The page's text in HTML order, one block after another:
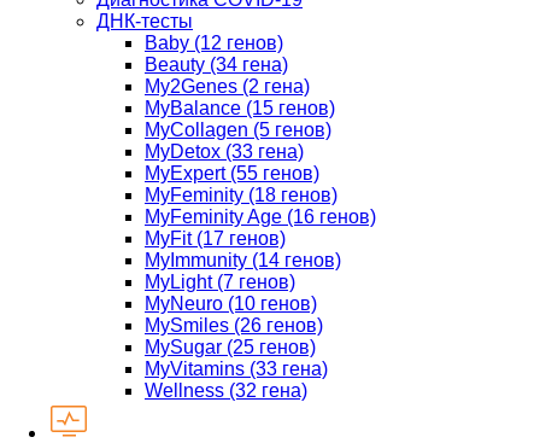
ДНК-тесты
Baby (12 генов)
Beauty (34 гена)
My2Genes (2 гена)
MyBalance (15 генов)
MyCollagen (5 генов)
MyDetox (33 гена)
MyExpert (55 генов)
MyFeminity (18 генов)
MyFeminity Age (16 генов)
MyFit (17 генов)
MyImmunity (14 генов)
MyLight (7 генов)
MyNeuro (10 генов)
MySmiles (26 генов)
MySugar (25 генов)
MyVitamins (33 гена)
Wellness (32 гена)